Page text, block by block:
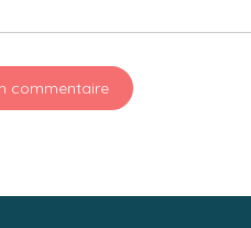
commentaire